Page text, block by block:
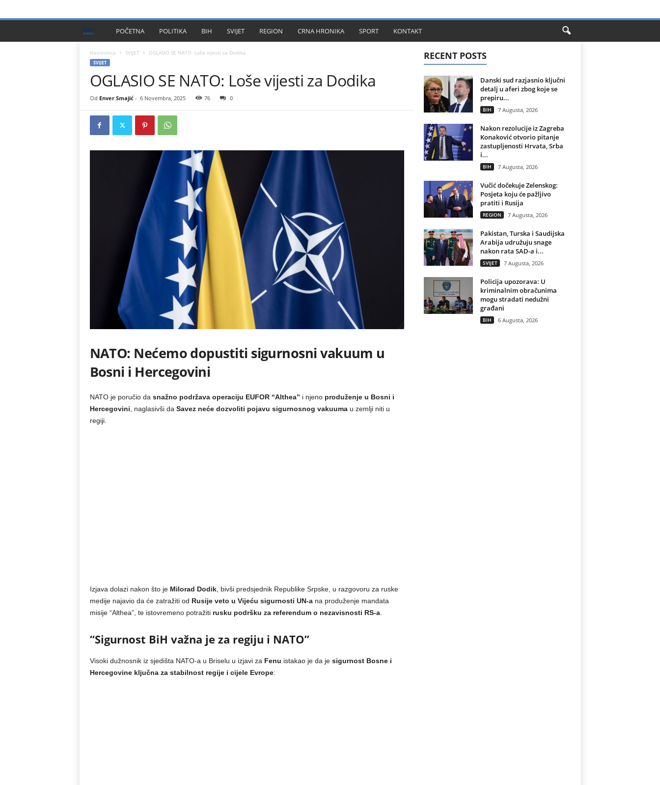
I
H
l
POČETNA POLITIKA BIH SVIJET REGION CRNA HRONIKA SPORT KONTAKT
Naslovnica SVIJET OGLASIO SE NATO: Loše vijesti za Dodika
SVIJET
OGLASIO SE NATO: Loše vijesti za Dodika
Od Enver Smajić- 6 Novembra, 2025 76 0
NATO: Nećemo dopustiti sigurnosni vakuum u
Bosni i Hercegovini
NATO je poručio da snažno podržava operaciju EUFOR “Althea” i njeno produženje u Bosni i
Hercegovini , naglasivši da Savez neće dozvoliti pojavu sigurnosnog vakuumau zemlji niti u
regiji.
Izjava dolazi nakon što je Milorad Dodik, bivši predsjednik Republike Srpske, u razgovoru za ruske
medije najavio da će zatražiti od Rusije veto u Vijeću sigurnosti UN-ana produženje mandata
misije “Althea”, te istovremeno potražiti rusku podršku za referendum o nezavisnosti RS-a.
“Sigurnost BiH važna je za regiju i NATO”
Visoki dužnosnik iz sjedišta NATO-a u Briselu u izjavi za Fenu istakao je da je sigurnost Bosne i
Hercegovine ključna za stabilnost regije i cijele Evrope:
RECENT POSTS
Danski sud razjasnio ključni
detalj u aferi zbog koje se
prepiru...
BIH 7 Augusta, 2026
Nakon rezolucije iz Zagreba
Konaković otvorio pitanje
zastupljenosti Hrvata, Srba
i...
BIH 7 Augusta, 2026
Vučić dočekuje Zelenskog:
Posjeta koju će pažljivo
pratiti i Rusija
REGION 7 Augusta, 2026
Pakistan, Turska i Saudijska
Arabija udružuju snage
nakon rata SAD-a i...
SVIJET 7 Augusta, 2026
Policija upozorava: U
kriminalnim obračunima
mogu stradati nedužni
građani
BIH 6 Augusta, 2026